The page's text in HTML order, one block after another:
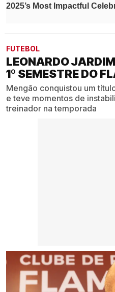
FUTEBOL
LEONARDO
1º SEMESTRE DO
Mengão conquistou um
e teve momentos de
treinador na temporada